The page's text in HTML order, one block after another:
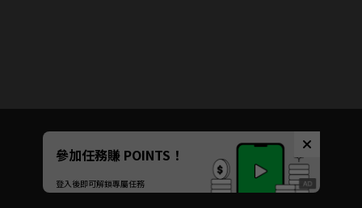
Unmute
參加任務賺 POINTS！
登入後即可解鎖專屬任務